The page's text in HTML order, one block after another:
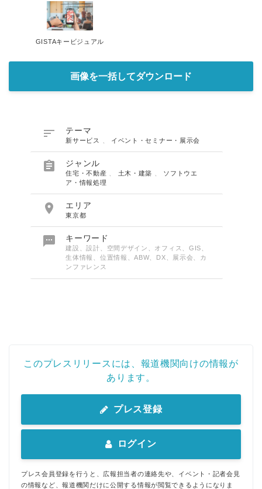
GISTAキービジュアル
画像を一括してダウンロード
 テーマ
新サービス 、 イベント・セミナー・展示会
 ジャンル
住宅・不動産 、 土木・建築 、 ソフトウエ
ア・情報処理
 エリア
東京都
 キーワード
建設、設計、空間デザイン、オフィス、GIS、
生体情報、位置情報、ABW、DX、展示会、カ
ンファレンス
このプレスリリースには、報道機関向けの情報が
あります。
プレス登録
ログイン
プレス会員登録を行うと、広報担当者の連絡先や、イベント・記者会見
の情報など、報道機関だけに公開する情報が閲覧できるようになりま